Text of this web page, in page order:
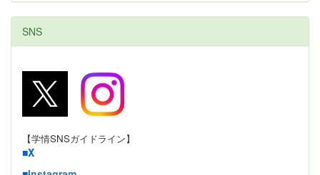
SNS
【学情SNSガイドライン】
■X